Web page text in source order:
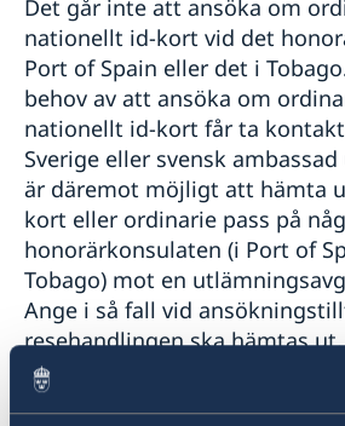
Gifta sig utomlands
Allmänna säkerhetsläget
Terrorism
Naturförhållanden och katastrofer
In- och utresebestämmelser
Hälso- och sjukvård
Lokala lagar och sedvänjor
Kriminalitet och personlig
Trafiksäkerhet
Det går inte att ansöka om
nationellt id-kort vid det
Port of Spain eller det i
behov av att ansöka om
nationellt id-kort får ta
Sverige eller svensk
är däremot möjligt att hämta
kort eller ordinarie pass på
honorärkonsulaten (i Port of
Tobago) mot en
Ange i så fall vid
resehandlingen ska hämtas ut.
Vid förlust av ordinarie pass/